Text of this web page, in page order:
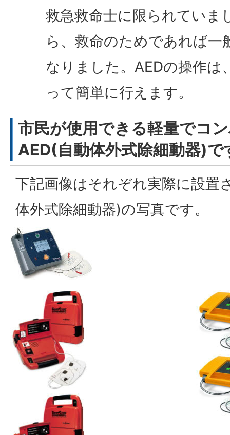
救急救命士に限られてい
ら、救命のためであれば一
なりました。AEDの操作は
って簡単に行えます。
市民が使用できる軽量でコ
AED(自動体外式除細動器)で
下記画像はそれぞれ実際に設置
体外式除細動器)の写真です。